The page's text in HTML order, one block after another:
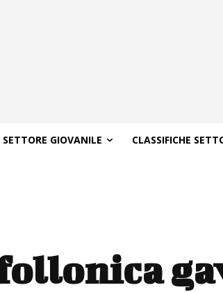
SETTORE GIOVANILE CLASSIFICHE